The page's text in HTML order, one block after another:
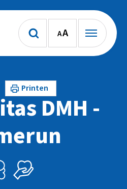
AA
Printen
DMH -